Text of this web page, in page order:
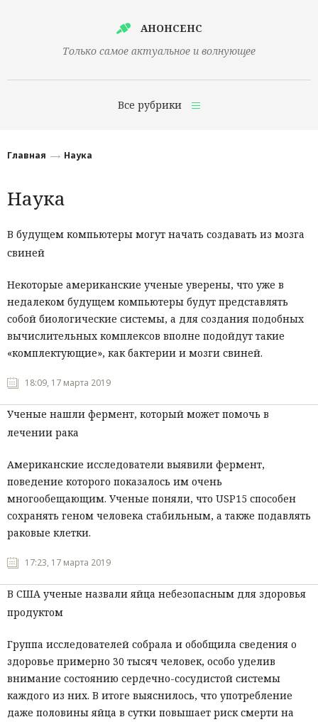
АНОНСЕНС
Только самое актуальное и волнующее
Все рубрики
Технологии
Наука
Культура
Общество
Политика
Мнения
Главная Наука
Наука
В будущем компьютеры могут начать создавать из мозга
свиней
Некоторые американские ученые уверены, что уже в
недалеком будущем компьютеры будут представлять
собой биологические системы, а для создания подобных
вычислительных комплексов вполне подойдут такие
«комплектующие», как бактерии и мозги свиней.
18:09, 17 марта 2019
Ученые нашли фермент, который может помочь в
лечении рака
Американские исследователи выявили фермент,
поведение которого показалось им очень
многообещающим. Ученые поняли, что USP15 способен
сохранять геном человека стабильным, а также подавлять
раковые клетки.
17:23, 17 марта 2019
В США ученые назвали яйца небезопасным для здоровья
продуктом
Группа исследователей собрала и обобщила сведения о
здоровье примерно 30 тысяч человек, особо уделив
внимание состоянию сердечно-сосудистой системы
каждого из них. В итоге выяснилось, что употребление
даже половины яйца в сутки повышает риск смерти на